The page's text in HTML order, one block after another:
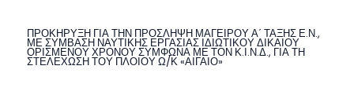
ΠΡΟΚΗΡΥΞΗ ΓΙΑ ΤΗΝ ΠΡΟΣΛΗΨΗ ΜΑΓΕΙΡΟΥ Α΄ ΤΑΞΗΣ Ε.Ν.,
ΜΕ ΣΥΜΒΑΣΗ ΝΑΥΤΙΚΗΣ ΕΡΓΑΣΙΑΣ ΙΔΙΩΤΙΚΟΥ ΔΙΚΑΙΟΥ
ΟΡΙΣΜΕΝΟΥ ΧΡΟΝΟΥ ΣΥΜΦΩΝΑ ΜΕ ΤΟΝ Κ.Ι.Ν.Δ., ΓΙΑ ΤΗ
ΣΤΕΛΕΧΩΣΗ ΤΟΥ ΠΛΟΙΟΥ Ω/Κ «ΑΙΓΑΙΟ»